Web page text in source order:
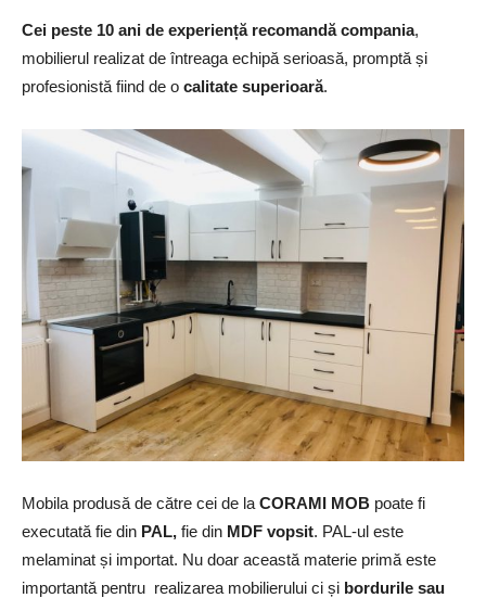
Cei peste 10 ani de experiență recomandă compania,
mobilierul realizat de întreaga echipă serioasă, promptă și
profesionistă fiind de o calitate superioară.
Mobila produsă de către cei de la CORAMI MOB poate fi
executată fie din PAL, fie din MDF vopsit. PAL-ul este
melaminat și importat. Nu doar această materie primă este
importantă pentru realizarea mobilierului ci și bordurile sau